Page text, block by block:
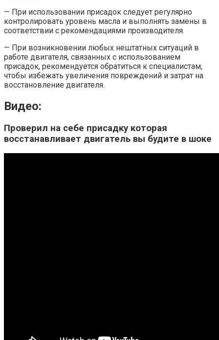
— При использовании присадок следует регулярно
контролировать уровень масла и выполнять замены в
соответствии с рекомендациями производителя.
— При возникновении любых нештатных ситуаций в
работе двигателя, связанных с использованием
присадок, рекомендуется обратиться к специалистам,
чтобы избежать увеличения повреждений и затрат на
восстановление двигателя.
Видео:
Проверил на себе присадку которая
восстанавливает двигатель вы будите в шоке